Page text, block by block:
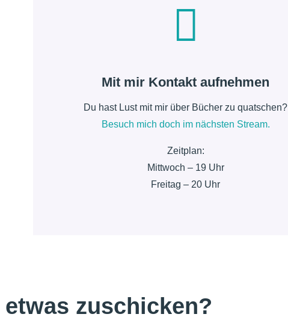

Mit mir Kontakt aufnehmen
Du hast Lust mit mir über Bücher zu quatschen?
Besuch mich doch im nächsten Stream.
Zeitplan:
Mittwoch – 19 Uhr
Freitag – 20 Uhr
zuschicken?